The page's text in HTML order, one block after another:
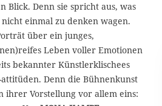
2
0
2
2
Blick. Denn sie spricht aus, was
einmal zu denken wagen.
über ein junges,
Leben voller Emotionen
bekannter Künstlerklischees
Denn die Bühnenkunst
ihrer Vorstellung vor allem eins: